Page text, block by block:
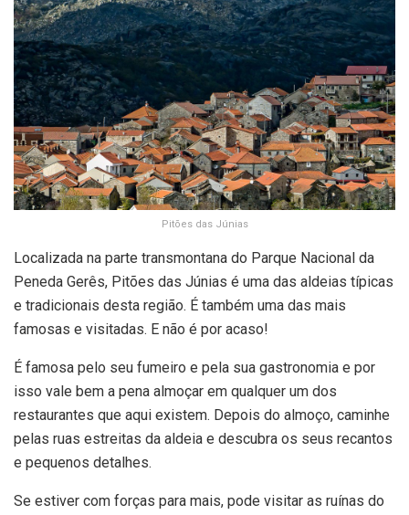
Pitões das Júnias
Localizada na parte transmontana do Parque Nacional da
Peneda Gerês, Pitões das Júnias é uma das aldeias típicas
e tradicionais desta região. É também uma das mais
famosas e visitadas. E não é por acaso!
É famosa pelo seu fumeiro e pela sua gastronomia e por
isso vale bem a pena almoçar em qualquer um dos
restaurantes que aqui existem. Depois do almoço, caminhe
pelas ruas estreitas da aldeia e descubra os seus recantos
e pequenos detalhes.
Se estiver com forças para mais, pode visitar as ruínas do